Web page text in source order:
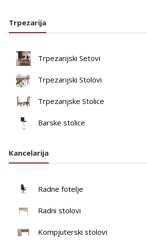
Trpezarija
Trpezarijski Setovi
Trpezarijski Stolovi
Trpezarijske Stolice
Barske stolice
Kancelarija
Radne fotelje
Radni stolovi
Kompjuterski stolovi